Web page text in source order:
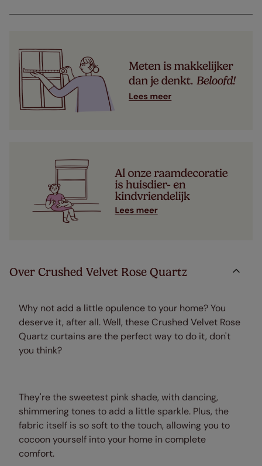
Over Crushed Velvet Rose Quartz
Why not add a little opulence to your home? You
deserve it, after all. Well, these Crushed Velvet Rose
Quartz curtains are the perfect way to do it, don't
you think?
They're the sweetest pink shade, with dancing,
shimmering tones to add a little sparkle. Plus, the
fabric itself is so soft to the touch, allowing you to
cocoon yourself into your home in complete
comfort.